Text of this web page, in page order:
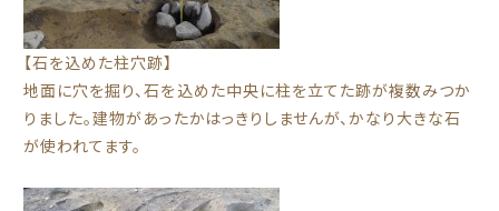
【石を込めた柱穴跡】
地面に穴を掘り、石を込めた中央に柱を立てた跡が複数みつか
りました。建物があったかはっきりしませんが、かなり大きな石
が使われてます。